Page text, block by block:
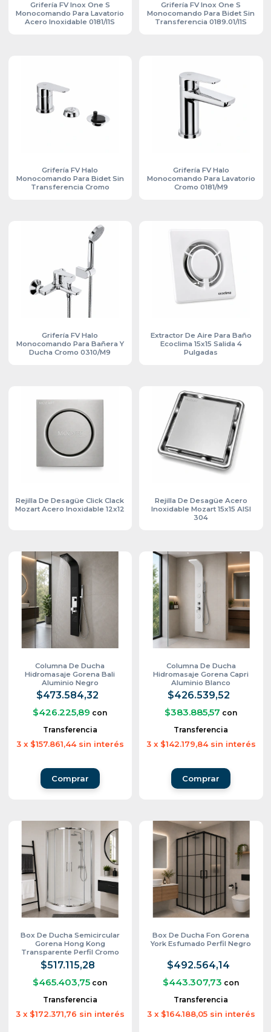
Grifería FV Inox One S
Monocomando Para Lavatorio
Acero Inoxidable 0181/I1S
Grifería FV Inox One S
Monocomando Para Bidet Sin
Transferencia 0189.01/I1S
Grifería FV Halo
Monocomando Para Bidet Sin
Transferencia Cromo
Grifería FV Halo
Monocomando Para Lavatorio
Cromo 0181/M9
Grifería FV Halo
Monocomando Para Bañera Y
Ducha Cromo 0310/M9
Extractor De Aire Para Baño
Ecoclima 15x15 Salida 4
Pulgadas
Rejilla De Desagüe Click Clack
Mozart Acero Inoxidable 12x12
Rejilla De Desagüe Acero
Inoxidable Mozart 15x15 AISI
304
Columna De Ducha
Hidromasaje Gorena Bali
Aluminio Negro
$473.584,32
$426.225,89 con
Transferencia
3 x $157.861,44 sin interés
Columna De Ducha
Hidromasaje Gorena Capri
Aluminio Blanco
$426.539,52
$383.885,57 con
Transferencia
3 x $142.179,84 sin interés
Box De Ducha Semicircular
Gorena Hong Kong
Transparente Perfil Cromo
$517.115,28
$465.403,75 con
Transferencia
3 x $172.371,76 sin interés
Box De Ducha Fon Gorena
York Esfumado Perfil Negro
$492.564,14
$443.307,73 con
Transferencia
3 x $164.188,05 sin interés